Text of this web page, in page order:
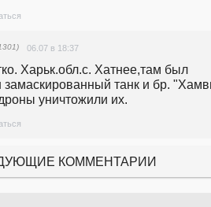
06.07 в 18:37
Харьк.обл.с. Хатнее,там был
замаскированный танк и бр.
уничтожили их.
КОММЕНТАРИИ